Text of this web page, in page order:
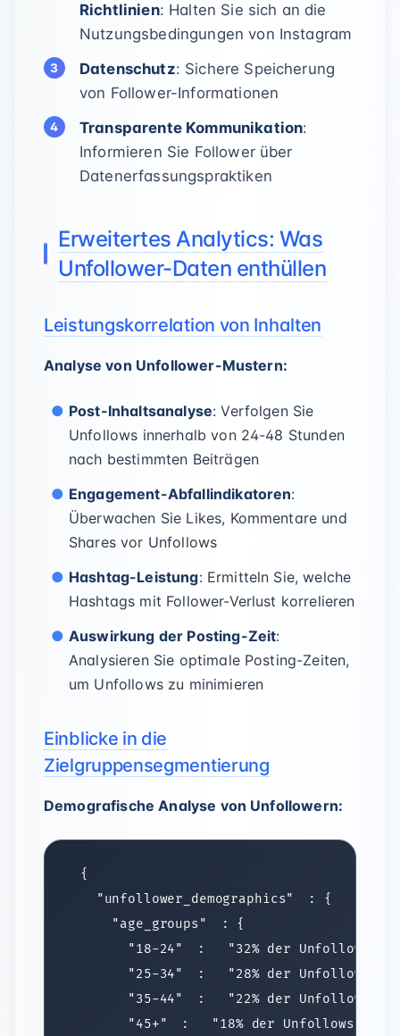
Richtlinien: Halten Sie sich an die
Nutzungsbedingungen von Instagram
Datenschutz: Sichere Speicherung
von Follower-Informationen
Transparente Kommunikation:
Informieren Sie Follower über
Datenerfassungspraktiken
Erweitertes Analytics: Was
Unfollower-Daten enthüllen
Leistungskorrelation von Inhalten
Analyse von Unfollower-Mustern:
Post-Inhaltsanalyse: Verfolgen Sie
Unfollows innerhalb von 24-48 Stunden
nach bestimmten Beiträgen
Engagement-Abfallindikatoren:
Überwachen Sie Likes, Kommentare und
Shares vor Unfollows
Hashtag-Leistung: Ermitteln Sie, welche
Hashtags mit Follower-Verlust korrelieren
Auswirkung der Posting-Zeit:
Analysieren Sie optimale Posting-Zeiten,
um Unfollows zu minimieren
Einblicke in die
Zielgruppensegmentierung
Demografische Analyse von Unfollowern:
  "unfollower_demographics"
    "age_groups"
      "18-24"
:
"32% der Unfollows"
      "25-34"
:
"28% der Unfollows"
      "35-44"
:
"22% der Unfollows"
      "45+"
: